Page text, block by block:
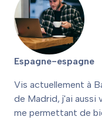
Espagne-espagne
Vis actuellement à
de Madrid, j'ai aussi
me permettant de